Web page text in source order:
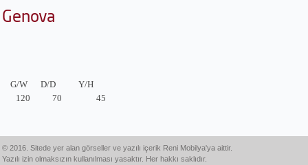
Genova
G/W D/D
Y/H
120
70 45
© 2016. Sitede yer alan görseller ve yazılı içerik Reni Mobilya'ya aittir.
Yazılı izin olmaksızın kullanılması yasaktır. Her hakkı saklıdır.